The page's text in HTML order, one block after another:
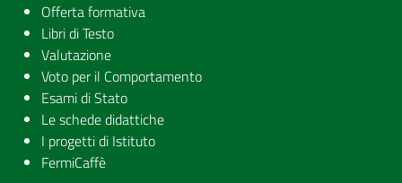
Offerta formativa
Libri di Testo
Valutazione
Voto per il Comportamento
Esami di Stato
Le schede didattiche
I progetti di Istituto
FermiCaffè